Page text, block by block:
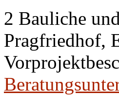
2 Bauliche
Pragfriedhof,